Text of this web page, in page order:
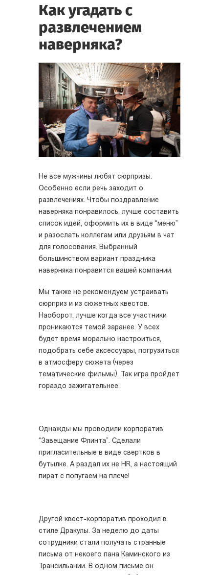
Как угадать с
развлечением
наверняка?
Не все мужчины любят сюрпризы.
Особенно если речь заходит о
развлечениях. Чтобы поздравление
наверняка понравилось, лучше составить
список идей, оформить их в виде “меню”
и разослать коллегам или друзьям в чат
для голосования. Выбранный
большинством вариант праздника
наверняка понравится вашей компании.
Мы также не рекомендуем устраивать
сюрприз и из сюжетных квестов.
Наоборот, лучше когда все участники
проникаются темой заранее. У всех
будет время морально настроиться,
подобрать себе аксессуары, погрузиться
в атмосферу сюжета (через
тематические фильмы). Так игра пройдет
гораздо зажигательнее.
Однажды мы проводили корпоратив
“Завещание Флинта”. Сделали
пригласительные в виде свертков в
бутылке. А раздал их не HR, а настоящий
пират с попугаем на плече!
Другой квест-корпоратив проходил в
стиле Дракулы. За неделю до даты
сотрудники стали получать странные
письма от некоего пана Каминского из
Трансильании. В одном письме он